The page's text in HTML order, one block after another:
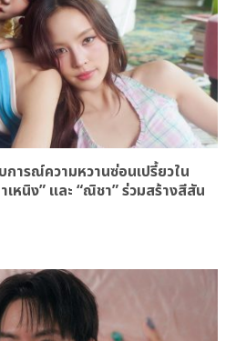
การณ์ความหวานซ่อนเปรี้ยวใน
หนิง” และ “ณิชา” ร่วมสร้างสีสัน